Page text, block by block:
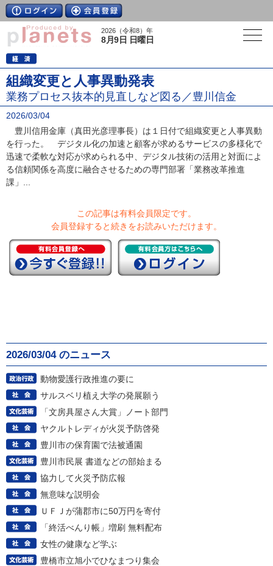
2026（令和8）年
8月9日 日曜日
組織変更と人事異動発表
業務プロセス抜本的見直しなど図る／豊川信金
2026/03/04
豊川信用金庫（真田光彦理事長）は１日付で組織変更と人事異動
を行った。 デジタル化の加速と顧客が求めるサービスの多様化で
迅速で柔軟な対応が求められる中、デジタル技術の活用と対面によ
る信頼関係を高度に融合させるための専門部署「業務改革推進
課」...
この記事は有料会員限定です。
会員登録すると続きをお読みいただけます。
2026/03/04 のニュース
動物愛護行政推進の要に
サルスベリ植え大学の発展願う
「文房具屋さん大賞」ノート部門
ヤクルトレディが火災予防啓発
豊川市の保育園で法被通園
豊川市民展 書道などの部始まる
協力して火災予防広報
無意味な説明会
ＵＦＪが蒲郡市に50万円を寄付
「終活べんり帳」増刷 無料配布
女性の健康など学ぶ
豊橋市立旭小でひなまつり集会